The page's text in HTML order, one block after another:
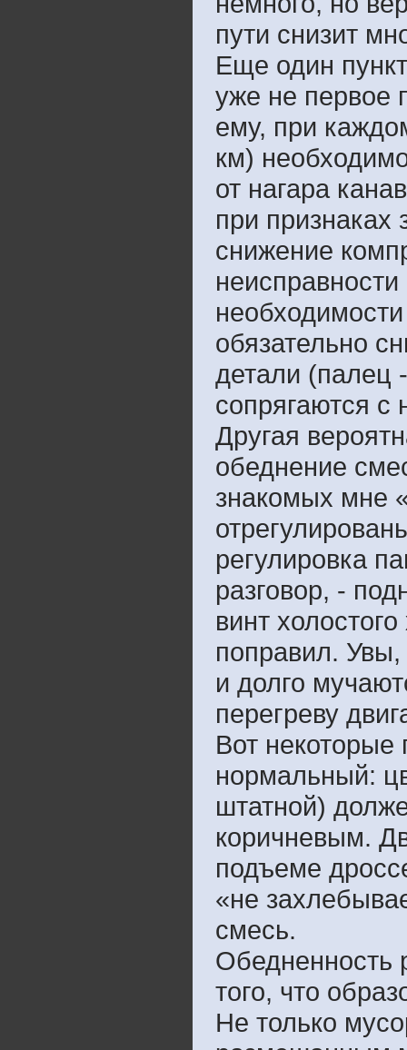
пути снизит
Еще один
уже не первое
ему, при
км)
от нагара
при признаках
снижение
обязательно
детали (палец
сопрягаются с
Другая
обеднение
знакомых мне
регулировка
разговор, -
винт
поправил. Увы,
и долго
перегреву
Вот некоторые
нормальный:
штатной)
коричневым.
подъеме
«не
смесь.
Обедненность
того, что
Не только